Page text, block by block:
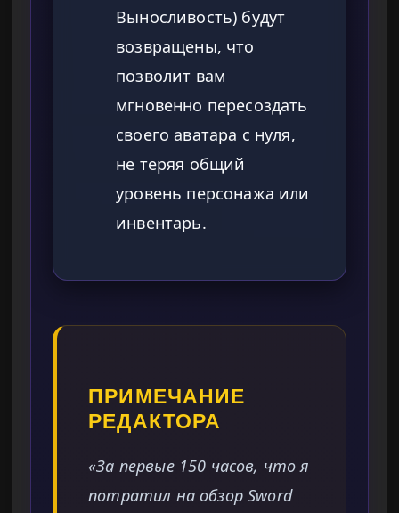
Выносливость) будут
возвращены, что
позволит вам
мгновенно пересоздать
своего аватара с нуля,
не теряя общий
уровень персонажа или
инвентарь.
ПРИМЕЧАНИЕ
РЕДАКТОРА
«За первые 150 часов, что я
потратил на обзор Sword